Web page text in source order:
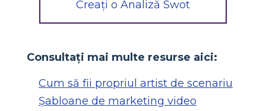
Creați o Analiză Swot
Consultați mai multe resurse aici:
Cum să fii propriul artist de scenariu
Șabloane de marketing video